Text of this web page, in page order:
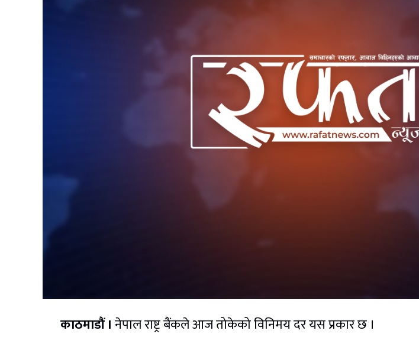
काठमाडौं ।नेपाल राष्ट्र बैंकले आज तोकेको विनिमय दर यस प्रकार छ ।